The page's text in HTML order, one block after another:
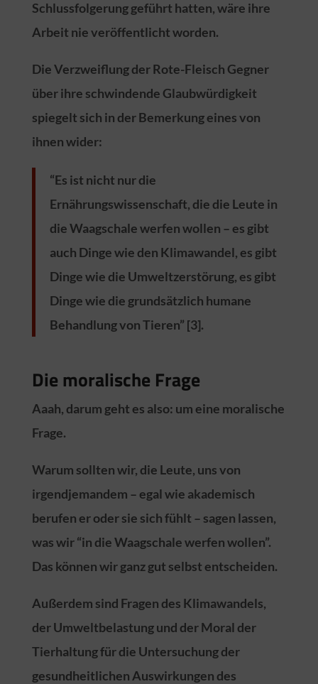
Schlussfolgerung geführt hatten, wäre ihre
Arbeit nie veröffentlicht worden.
Die Verzweiflung der Rote-Fleisch Gegner
über ihre schwindende Glaubwürdigkeit
spiegelt sich in der Bemerkung eines von
ihnen wider:
“Es ist nicht nur die
Ernährungswissenschaft, die die Leute in
die Waagschale werfen wollen – es gibt
auch Dinge wie den Klimawandel, es gibt
Dinge wie die Umweltzerstörung, es gibt
Dinge wie die grundsätzlich humane
Behandlung von Tieren” [3].
Die moralische Frage
Aaah, darum geht es also: um eine moralische
Frage.
Warum sollten wir, die Leute, uns von
irgendjemandem – egal wie akademisch
berufen er oder sie sich fühlt – sagen lassen,
was wir “in die Waagschale werfen wollen”.
Das können wir ganz gut selbst entscheiden.
Außerdem sind Fragen des Klimawandels,
der Umweltbelastung und der Moral der
Tierhaltung für die Untersuchung der
gesundheitlichen Auswirkungen des